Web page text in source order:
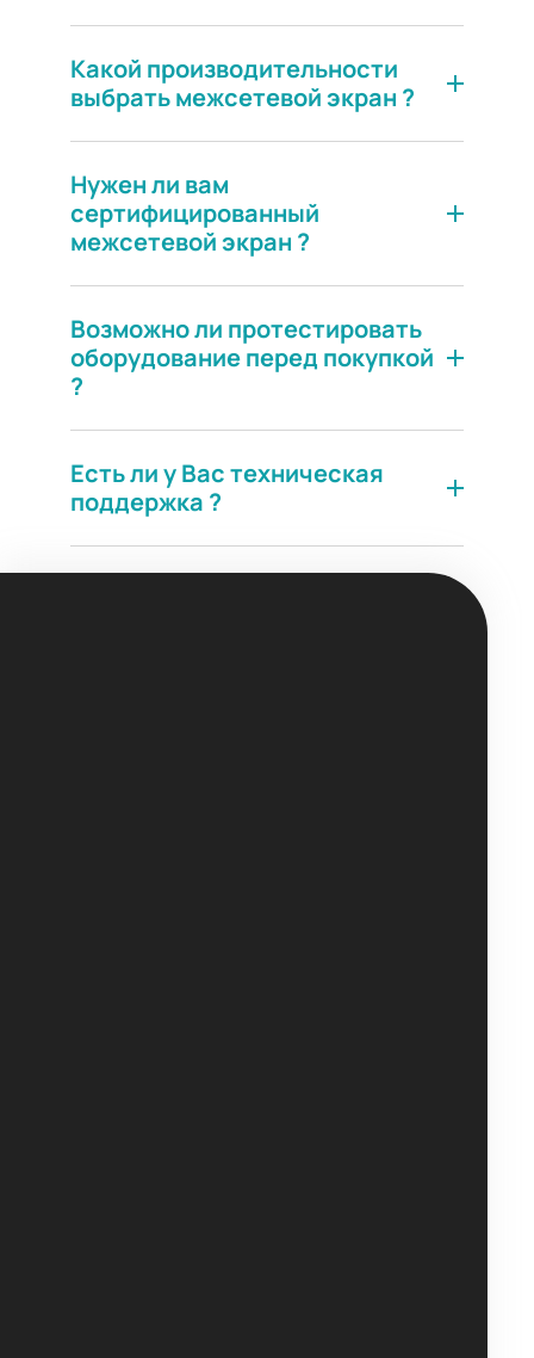
Какой производительности
выбрать межсетевой экран ?
Нужен ли вам
сертифицированный
межсетевой экран ?
Возможно ли протестировать
оборудование перед покупкой
?
Есть ли у Вас техническая
поддержка ?